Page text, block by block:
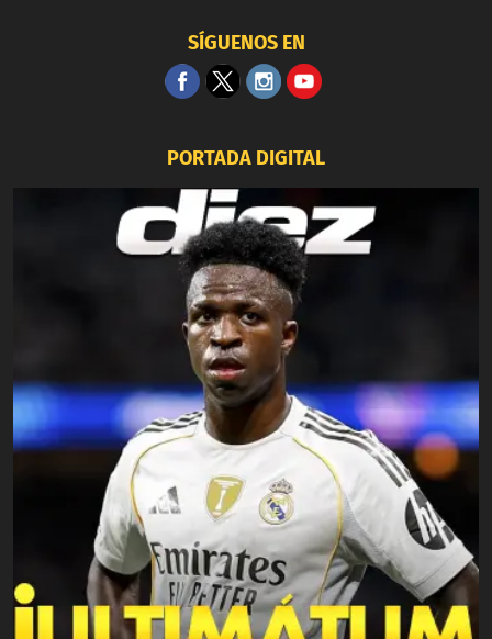
SÍGUENOS EN
PORTADA DIGITAL